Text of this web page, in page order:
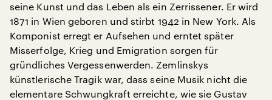
seine Kunst und das Leben als ein Zerrissener. Er wird
1871 in Wien geboren und stirbt 1942 in New York. Als
Komponist erregt er Aufsehen und erntet später
Misserfolge, Krieg und Emigration sorgen für
gründliches Vergessenwerden. Zemlinskys
künstlerische Tragik war, dass seine Musik nicht die
elementare Schwungkraft erreichte, wie sie Gustav